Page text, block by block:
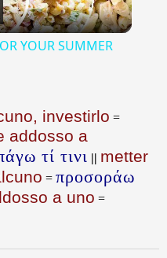
YOUR SUMMER
investirlo =
addosso a
τί τινι || metter
= προσοράω
a uno =